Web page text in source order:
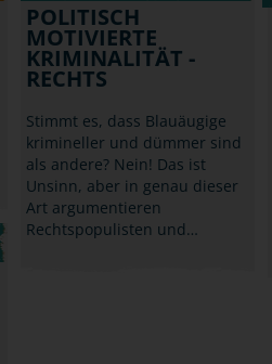
POLITISCH
MOTIVIERTE
KRIMINALITÄT -
RECHTS
Stimmt es, dass Blauäugige
krimineller und dümmer sind
als andere? Nein! Das ist
Unsinn, aber in genau dieser
Art argumentieren
Rechtspopulisten und…